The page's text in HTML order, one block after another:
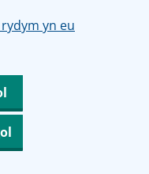
yn eu